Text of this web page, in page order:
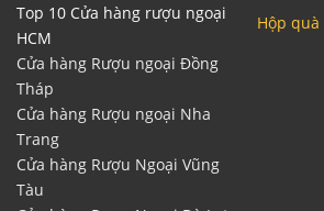
Top 10 Cửa hàng rượu ngoại
HCM
Cửa hàng Rượu ngoại Đồng
Tháp
Cửa hàng Rượu ngoại Nha
Trang
Cửa hàng Rượu Ngoại Vũng
Tàu
Hộp quà